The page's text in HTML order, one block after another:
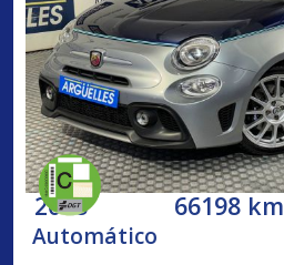
2018 66198 km
Automático